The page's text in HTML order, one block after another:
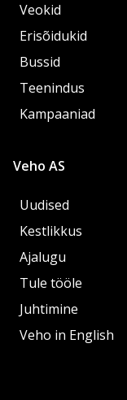
Veokid
Erisõidukid
Bussid
Teenindus
Kampaaniad
Veho AS
Uudised
Kestlikkus
Ajalugu
Tule tööle
Juhtimine
Veho in English